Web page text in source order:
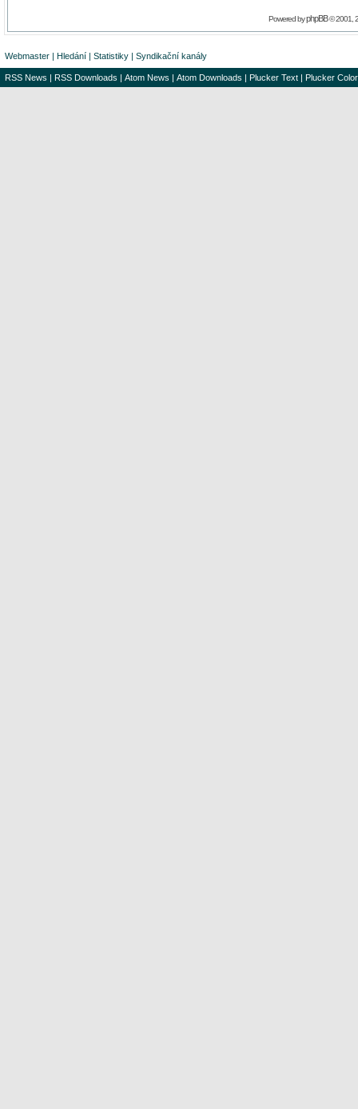
Powered byphpBB© 2001,
Webmaster | Hledání | Statistiky | Syndikační kanály
RSS News | RSS Downloads | Atom News | Atom Downloads | Plucker Text | Plucker Color